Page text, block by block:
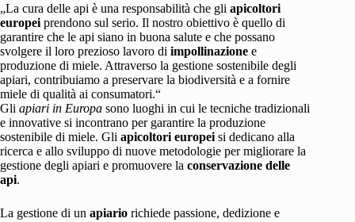
„La cura delle api è una responsabilità che gli apicoltori
europei prendono sul serio. Il nostro obiettivo è quello di
garantire che le api siano in buona salute e che possano
svolgere il loro prezioso lavoro di impollinazione e
produzione di miele. Attraverso la gestione sostenibile degli
apiari, contribuiamo a preservare la biodiversità e a fornire
miele di qualità ai consumatori.“
Gli apiari in Europa sono luoghi in cui le tecniche tradizionali
e innovative si incontrano per garantire la produzione
sostenibile di miele. Gli apicoltori europei si dedicano alla
ricerca e allo sviluppo di nuove metodologie per migliorare la
gestione degli apiari e promuovere la conservazione delle
api.
La gestione di un apiario richiede passione, dedizione e